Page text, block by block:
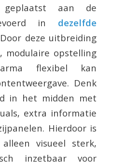
aan de
in dezelfde
deze uitbreiding
modulaire opstelling
flexibel kan
Denk
in het midden met
extra informatie
Hierdoor is
visueel sterk,
inzetbaar voor